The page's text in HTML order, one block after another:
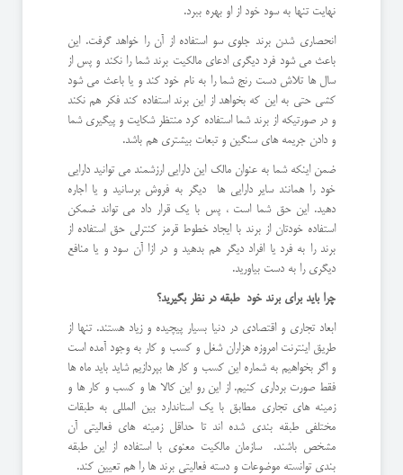
نهایت تنها به سود خود از او بهره ببرد.
انحصاری شدن برند جلوی سو استفاده از آن را خواهد گرفت. این
باعث می شود فرد دیگری ادعای مالکیت برند شما را نکند و پس از
سال ها تلاش دست رنج شما را به نام خود کند و یا باعث می شود
کشی حتی به این که بخواهد از این برند استفاده کند فکر هم نکند
و در صورتیکه از برند شما استفاده کرد منتظر شکایت و پیگیری شما
و دادن جریمه های سنگین و تبعات بیشتری هم باشد.
ضمن اینکه شما به عنوان مالک این دارایی ارزشمند می توانید دارایی
خود را همانند سایر دارایی ها دیگر به فروش برسانید و یا اجاره
دهید. این حق شما است ، پس با یک قرار داد می تواند ضمکن
استفاده خودتان از برند با ایجاد خطوط قرمز کنترلی حق استفاده از
برند را به فرد یا افراد دیگر هم بدهید و در ازا آن سود و یا منافع
دیگری را به دست بیاورید.
چرا باید برای برند خود طبقه در نظر بگیرید؟
ابعاد تجاری و اقتصادی در دنیا بسیار پیچیده و زیاد هستند. تنها از
طریق اینترنت امروزه هزاران شغل و کسب و کار به وجود آمده است
و اگر بخواهیم به شماره این کسب و کار ها بپردازیم شاید باید ماه ها
فقط صورت برداری کنیم. از این رو این کالا ها و کسب و کار ها و
زمینه های تجاری مطابق با یک استاندارد بین المللی به طبقات
مختلفی طبقه بندی شده اند تا حداقل زمینه های فعالیتی آن
مشخص باشند. سازمان مالکیت معنوی با استفاده از این طبقه
بندی توانسته موضوعات و دسته فعالیتی برند ها را هم تعیین کند.